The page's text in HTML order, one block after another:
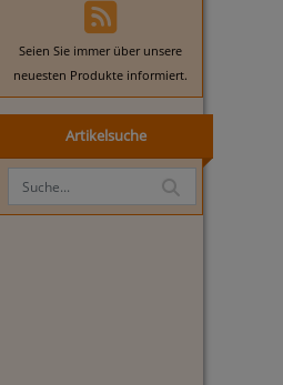
Seien Sie immer über unsere
neuesten Produkte informiert.
Artikelsuche